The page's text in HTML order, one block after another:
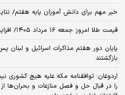
خبر مهم برای دانش آموزان پایه هفتم/
قیمت طلا امروز جمعه ۱۶ مرداد ۱۴۰۵/ افزایش قیمت طلا
پایان دور هفتم مذاکرات اسرائیل و
بازگشتند
اردوغان: توافقنامه مکه علیه هیچ
را در قبال حل و فصل منازعات و بحران‌ها